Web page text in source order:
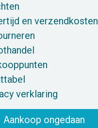
en verzendkosten
verklaring
Aankoop ongedaan